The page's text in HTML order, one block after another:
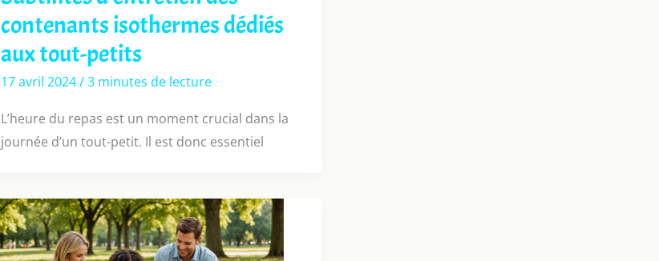
contenants isothermes dédiés
aux tout-petits
17 avril 2024/3 minutes de lecture
L’heure du repas est un moment crucial dans la
journée d’un tout-petit. Il est donc essentiel